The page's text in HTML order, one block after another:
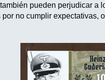
pueden perjudicar a
no cumplir expectativas,